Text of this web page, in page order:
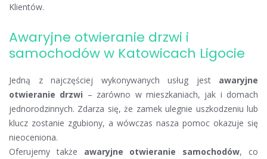
Klientów.
Awaryjne otwieranie drzwi i
samochodów w Katowicach Ligocie
Jedną z najczęściej wykonywanych usług jest awaryjne
otwieranie drzwi – zarówno w mieszkaniach, jak i domach
jednorodzinnych. Zdarza się, że zamek ulegnie uszkodzeniu lub
klucz zostanie zgubiony, a wówczas nasza pomoc okazuje się
nieoceniona.
Oferujemy także awaryjne otwieranie samochodów, co